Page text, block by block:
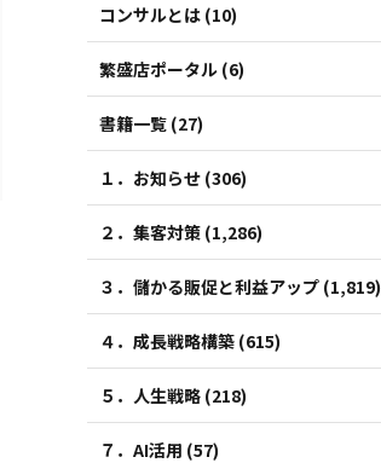
コンサルとは (10)
繁盛店ポータル (6)
書籍一覧 (27)
１．お知らせ (306)
２．集客対策 (1,286)
３．儲かる販促と利益アップ (1,819)
４．成長戦略構築 (615)
５．人生戦略 (218)
７．AI活用 (57)